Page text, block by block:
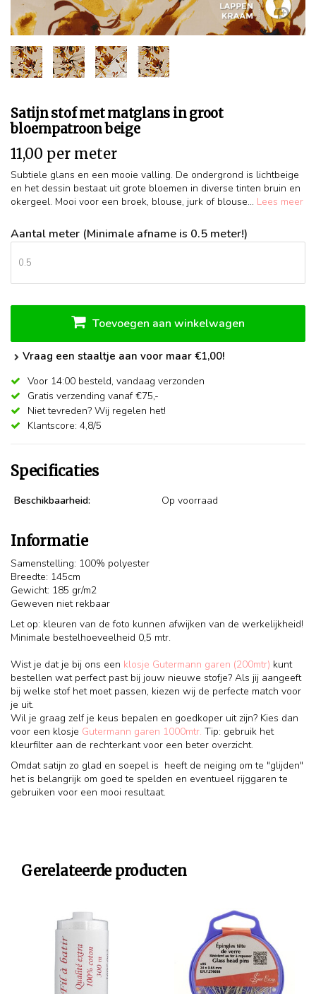
Satijn stof met matglans in groot
bloempatroon beige
11,00 per meter
Subtiele glans en een mooie valling. De ondergrond is lichtbeige
en het dessin bestaat uit grote bloemen in diverse tinten bruin en
okergeel. Mooi voor een broek, blouse, jurk of blouse... Lees meer
Aantal meter (Minimale afname is 0.5 meter!)
Toevoegen aan winkelwagen
Vraag een staaltje aan voor maar €1,00!
Voor 14:00 besteld, vandaag verzonden
Gratis verzending vanaf €75,-
Niet tevreden? Wij regelen het!
Klantscore: 4,8/5
Specificaties
Beschikbaarheid: Op voorraad
Informatie
Samenstelling: 100% polyester
Breedte: 145cm
Gewicht: 185 gr/m2
Geweven niet rekbaar
Let op: kleuren van de foto kunnen afwijken van de werkelijkheid!
Minimale bestelhoeveelheid 0,5 mtr.
Wist je dat je bij ons een klosje Gutermann garen (200mtr) kunt
bestellen wat perfect past bij jouw nieuwe stofje? Als jij aangeeft
bij welke stof het moet passen, kiezen wij de perfecte match voor
je uit.
Wil je graag zelf je keus bepalen en goedkoper uit zijn? Kies dan
voor een klosje Gutermann garen 1000mtr. Tip: gebruik het
kleurfilter aan de rechterkant voor een beter overzicht.
Omdat satijn zo glad en soepel is heeft de neiging om te "glijden"
het is belangrijk om goed te spelden en eventueel rijggaren te
gebruiken voor een mooi resultaat.
Gerelateerde producten